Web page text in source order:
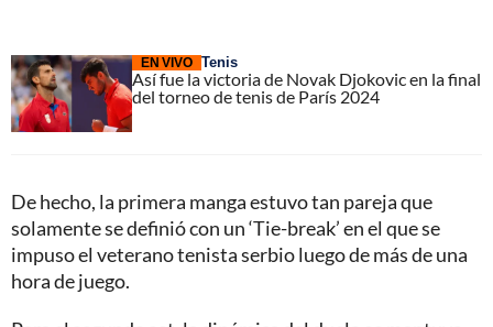
EN VIVO Tenis
Así fue la victoria de Novak Djokovic en la final
del torneo de tenis de París 2024
De hecho, la primera manga estuvo tan pareja que
solamente se definió con un ‘Tie-break’ en el que se
impuso el veterano tenista serbio luego de más de una
hora de juego.